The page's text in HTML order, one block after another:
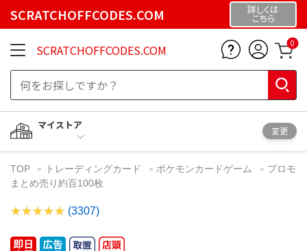
SCRATCHOFFCODES.COM 詳しくは
こちら
SCRATCHOFFCODES.COM 0
マイストア
変更
TOP トレーディングカード ポケモンカードゲーム
プロモ
まとめ売り約百100枚
(3307)